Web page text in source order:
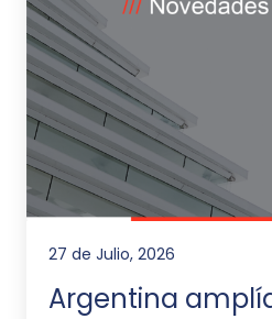
27 de Julio, 2026
Argentina